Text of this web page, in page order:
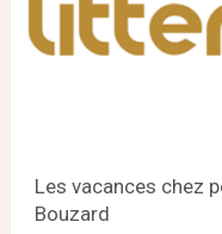
Les vacances chez
Bouzard